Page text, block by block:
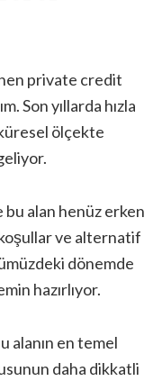
private credit
Son yıllarda hızla
ölçekte
bu alan henüz erken
ve alternatif
dönemde
hazırlıyor.
alanın en temel
daha dikkatli